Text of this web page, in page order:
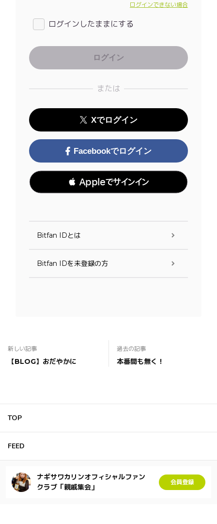
ログインできない場合
ログインしたままにする
または
Xでログイン
Facebookでログイン
 Appleでサインイン
Bitfan IDとは
Bitfan IDを未登録の方
新しい記事
【BLOG】おだやかに
過去の記事
本番間も無く！
TOP
FEED
ナギサワカリンオフィシャルファン
クラブ「親戚集会」
会員登録